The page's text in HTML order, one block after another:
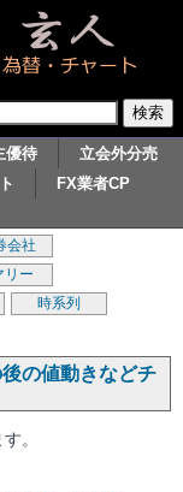
優待
立会外分売
FX業者CP
会社
リー
時系列
の値動きなどチ
。